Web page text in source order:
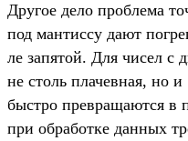
Дру­гое дело проб­лема
под ман­тиссу дают
ле запятой. Для чисел с
не столь пла­чев­ная, но
быс­тро прев­раща­ются в
при обра­бот­ке дан­ных